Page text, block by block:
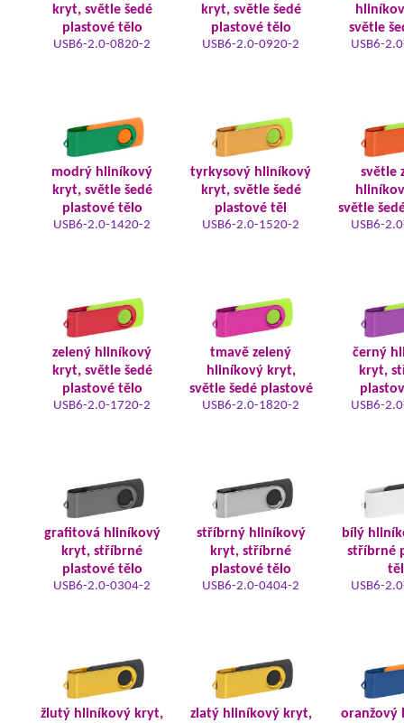
kryt, světle šedé
plastové tělo
USB6-2.0-0820-2
kryt, světle šedé
plastové tělo
USB6-2.0-0920-2
světle
USB6-
modrý hliníkový
kryt, světle šedé
plastové tělo
USB6-2.0-1420-2
tyrkysový hliníkový
kryt, světle šedé
plastové těl
USB6-2.0-1520-2
světle
světle
USB6-
zelený hliníkový
kryt, světle šedé
plastové tělo
USB6-2.0-1720-2
tmavě zelený
hliníkový kryt,
světle šedé plastové
USB6-2.0-1820-2
černý
kryt,
USB6-
grafitová hliníkový
kryt, stříbrné
plastové tělo
USB6-2.0-0304-2
stříbrný hliníkový
kryt, stříbrné
plastové tělo
USB6-2.0-0404-2
bílý
stříbrné
USB6-
žlutý hliníkový kryt,
zlatý hliníkový kryt,
oranžový